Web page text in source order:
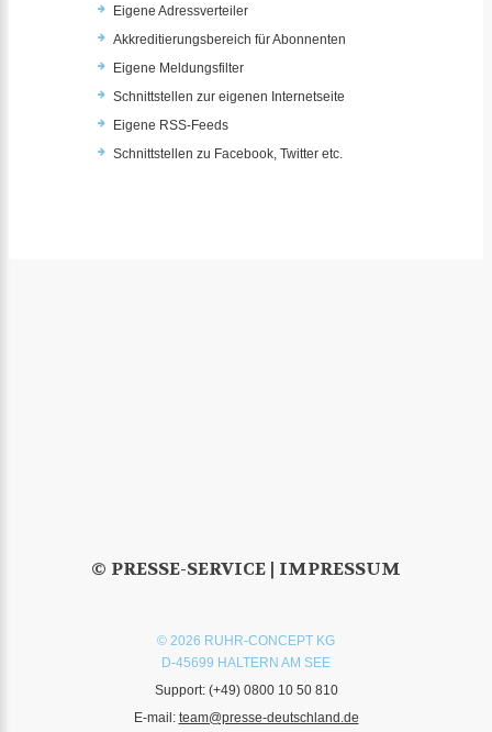
Eigene Adressverteiler
Akkreditierungsbereich für Abonnenten
Eigene Meldungsfilter
Schnittstellen zur eigenen Internetseite
Eigene RSS-Feeds
Schnittstellen zu Facebook, Twitter etc.
© PRESSE-SERVICE | IMPRESSUM
© 2026 RUHR-CONCEPT KG
D-45699 HALTERN AM SEE
Support: (+49) 0800 10 50 810
E-mail: team@presse-deutschland.de